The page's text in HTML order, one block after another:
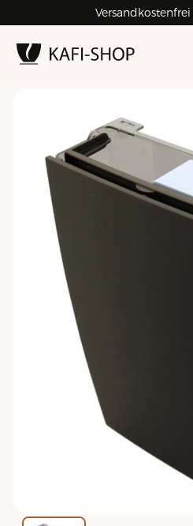
Rechnungskauf für
4.9|